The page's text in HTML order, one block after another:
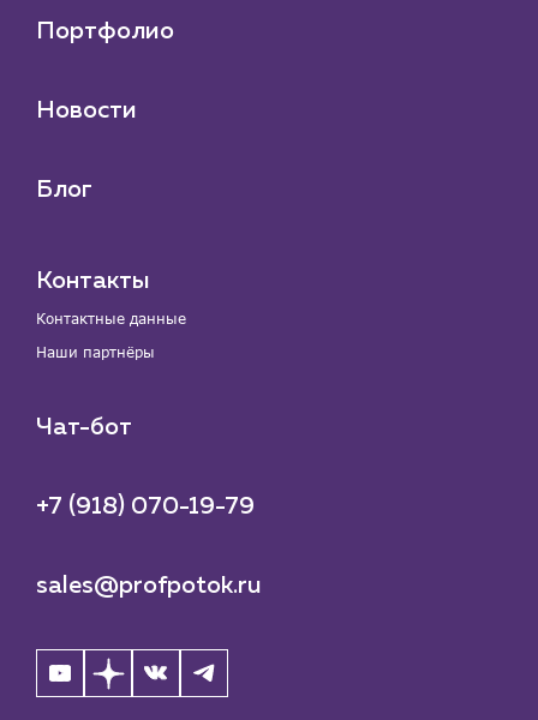
Портфолио
Новости
Блог
Контакты
Контактные данные
Наши партнёры
Чат-бот
+7 (918) 070-19-79
sales@profpotok.ru